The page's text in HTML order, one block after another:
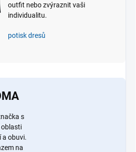
outfit nebo zvýraznit vaši
individualitu.
potisk dresů
s
a obuvi.
na